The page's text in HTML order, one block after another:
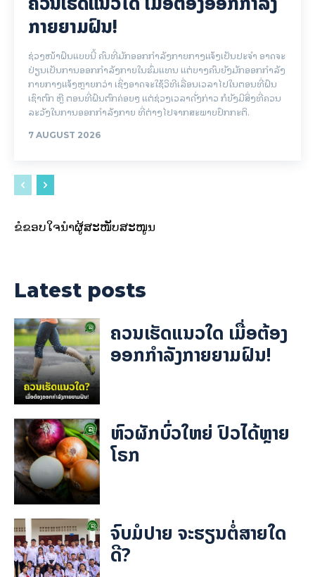
ກາຍຍາມຝົນ!
ຊ່ວງໜ້າຝົນແບບນີ້ ຄົນທີ່ມັກອອກກຳລັງກາຍກາງແຈ້ງເປັນປະຈຳ ອາດຈະ
ປ່ຽນເປັນການອອກກຳລັງກາຍໃນຮົ່ມແທນ ແຕ່ບາງຄົນຍັງມັກອອກກຳລັງ
ກາຍກາງແຈ້ງຫຼາຍກວ່າ ເຊິ່ງອາດຈະໃຊ້ວິທີເລື່ອນເວລາໄປໃນຕອນທີ່ຝົນ
ເຊົາຕົກ ຫຼື ຕອນທີ່ຝົນຕົກຄ່ອຍໆ ແຕ່ຊ່ວງເວລາດັ່ງກ່າວ ກໍຍັງມີສິ່ງທີ່ຄວນ
ລະວັງໃນການອອກກຳລັງກາຍ ທີ່ຕ່າງໄປຈາກສະພາບປົກກະຕິ.
7 AUGUST 2026
ຂໍຂອບໃຈນຳຜູ້ສະໜັບສະໜູນ
Latest posts
ຄວນເຮັດແນວໃດ ເມື່ອຕ້ອງ
ອອກກຳລັງກາຍຍາມຝົນ!
ຫົວຜັກບົ່ວໃຫຍ່ ປົວໄດ້ຫຼາຍ
ໂຣກ
ຈົບມໍປາຍ ຈະຮຽນຕໍ່ສາຍໃດ
ດີ?